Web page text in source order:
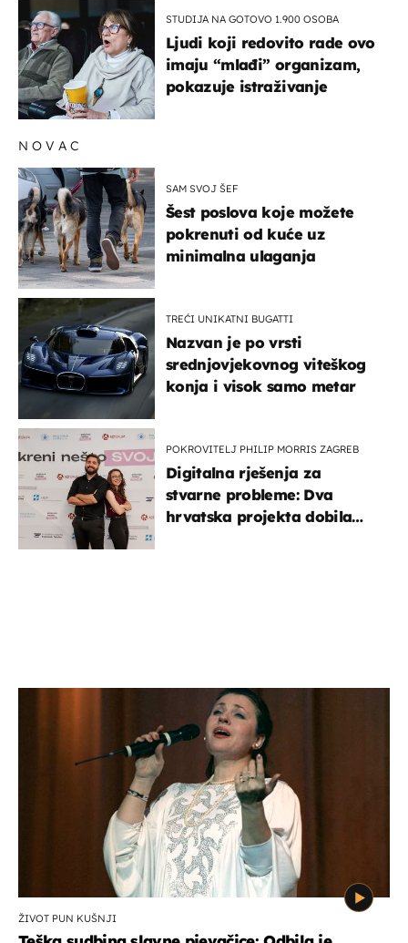
STUDIJA NA GOTOVO 1.900 OSOBA
Ljudi koji redovito rade ovo
imaju “mlađi” organizam,
pokazuje istraživanje
NOVAC
SAM SVOJ ŠEF
Šest poslova koje možete
pokrenuti od kuće uz
minimalna ulaganja
TREĆI UNIKATNI BUGATTI
Nazvan je po vrsti
srednjovjekovnog viteškog
konja i visok samo metar
POKROVITELJ PHILIP MORRIS ZAGREB
Digitalna rješenja za
stvarne probleme: Dva
hrvatska projekta dobila
ŽIVOT PUN KUŠNJI